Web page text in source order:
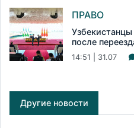
ПРАВО
после
14:51 | 31.07
Другие новости